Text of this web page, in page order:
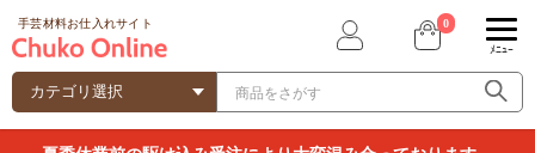
手芸材料お仕入れサイト 0
ﾒﾆｭｰ